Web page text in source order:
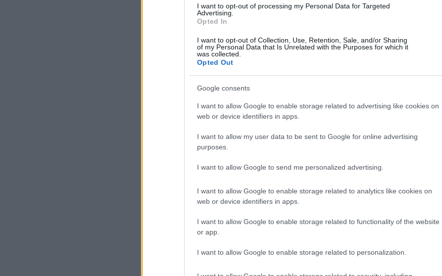
I want to opt-out of processing my Personal Data for Targeted
Advertising.
Opted In
I want to opt-out of Collection, Use, Retention, Sale, and/or Sharing
of my Personal Data that Is Unrelated with the Purposes for which it
was collected.
Opted Out
Google consents
I want to allow Google to enable storage related to advertising like cookies on
web or device identifiers in apps.
I want to allow my user data to be sent to Google for online advertising
purposes.
I want to allow Google to send me personalized advertising.
I want to allow Google to enable storage related to analytics like cookies on
web or device identifiers in apps.
I want to allow Google to enable storage related to functionality of the website
or app.
I want to allow Google to enable storage related to personalization.